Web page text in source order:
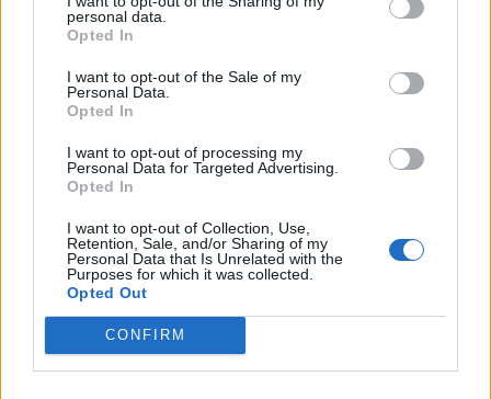
personal data.
Opted In
I want to opt-out of the Sale of my
Personal Data.
Opted In
I want to opt-out of processing my
Personal Data for Targeted Advertising.
Opted In
I want to opt-out of Collection, Use,
Retention, Sale, and/or Sharing of my
Personal Data that Is Unrelated with the
Purposes for which it was collected.
Opted Out
CONFIRM
2026. AUGUSZTUS 06., CSÜTÖRTÖK
Bolojan: az általános
energiaválság miatt
rendkívüli
intézkedéseket hoztunk
csütörtökön – hírmix
Energiatakarékosságra hívja fel a
lakosságot a kormány. Továbbá:
gondatlanságból elkövetett